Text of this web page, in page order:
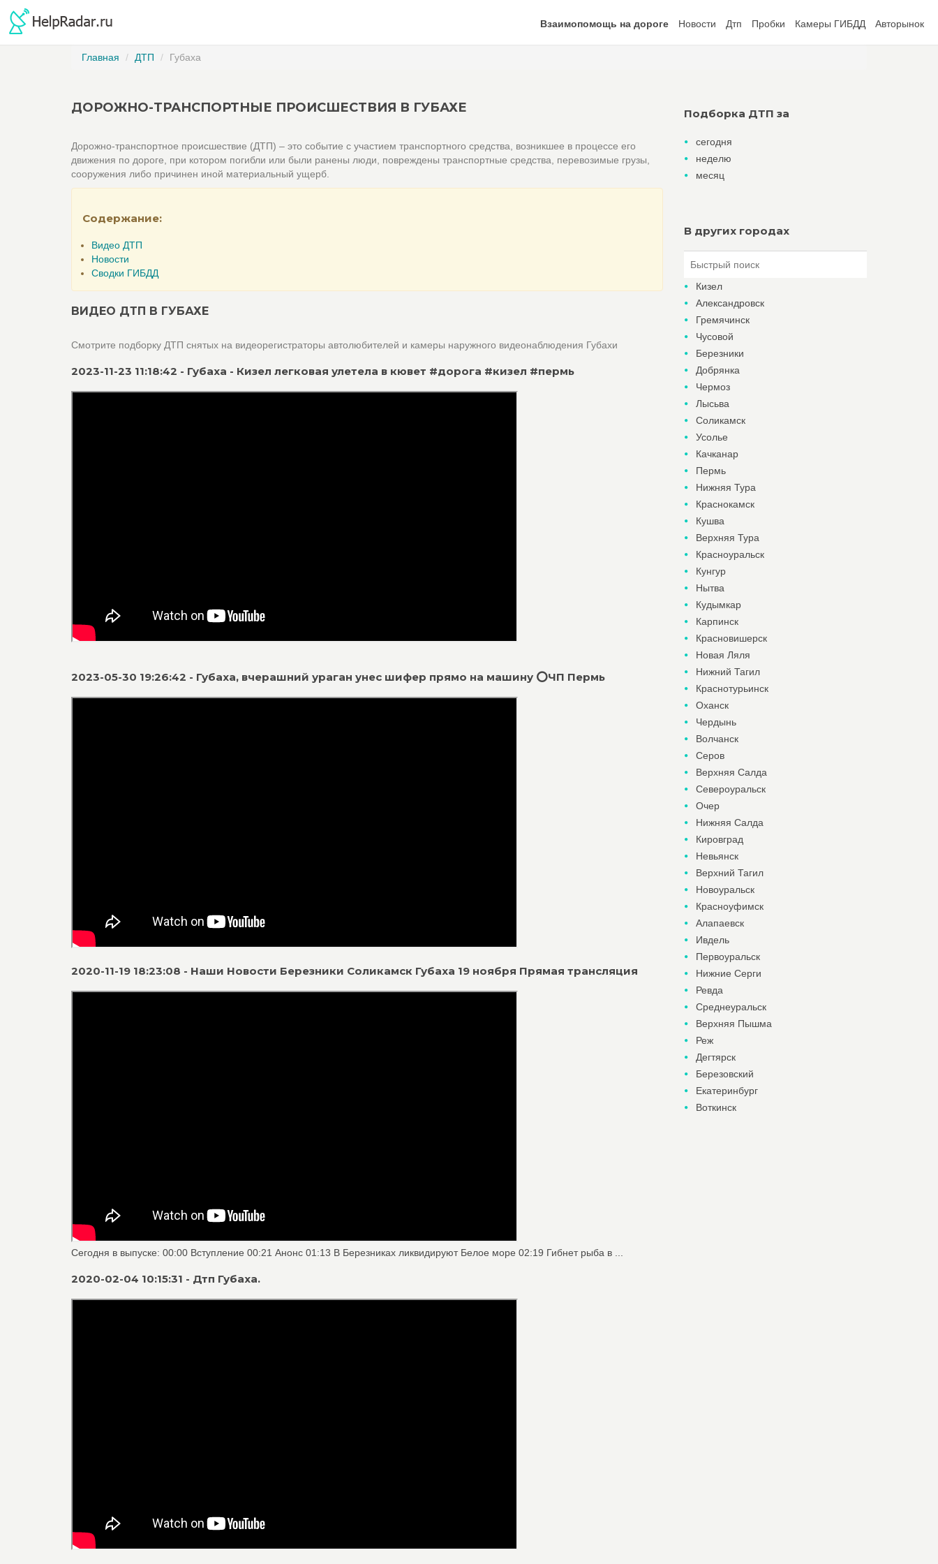
Взаимопомощь на дороге Новости Дтп Пробки Камеры ГИБДД Авторынок
Главная ДТП Губаха
ДОРОЖНО-ТРАНСПОРТНЫЕ ПРОИСШЕСТВИЯ В ГУБАХЕ
Дорожно-транспортное происшествие (ДТП) – это событие с участием транспортного средства, возникшее в процессе его
движения по дороге, при котором погибли или были ранены люди, повреждены транспортные средства, перевозимые грузы,
сооружения либо причинен иной материальный ущерб.
Содержание:
Видео ДТП
Новости
Сводки ГИБДД
ВИДЕО ДТП В ГУБАХЕ
Смотрите подборку ДТП снятых на видеорегистраторы автолюбителей и камеры наружного видеонаблюдения Губахи
2023-11-23 11:18:42 - Губаха - Кизел легковая улетела в кювет #дорога #кизел #пермь
2023-05-30 19:26:42 - Губаха, вчерашний ураган унес шифер прямо на машину ⭕ЧП Пермь
2020-11-19 18:23:08 - Наши Новости Березники Соликамск Губаха 19 ноября Прямая трансляция
Сегодня в выпуске: 00:00 Вступление 00:21 Анонс 01:13 В Березниках ликвидируют Белое море 02:19 Гибнет рыба в ...
2020-02-04 10:15:31 - Дтп Губаха.
Подборка ДТП за
сегодня
неделю
месяц
В других городах
Кизел
Александровск
Гремячинск
Чусовой
Березники
Добрянка
Чермоз
Лысьва
Соликамск
Усолье
Качканар
Пермь
Нижняя Тура
Краснокамск
Кушва
Верхняя Тура
Красноуральск
Кунгур
Нытва
Кудымкар
Карпинск
Красновишерск
Новая Ляля
Нижний Тагил
Краснотурьинск
Оханск
Чердынь
Волчанск
Серов
Верхняя Салда
Североуральск
Очер
Нижняя Салда
Кировград
Невьянск
Верхний Тагил
Новоуральск
Красноуфимск
Алапаевск
Ивдель
Первоуральск
Нижние Серги
Ревда
Среднеуральск
Верхняя Пышма
Реж
Дегтярск
Березовский
Екатеринбург
Воткинск